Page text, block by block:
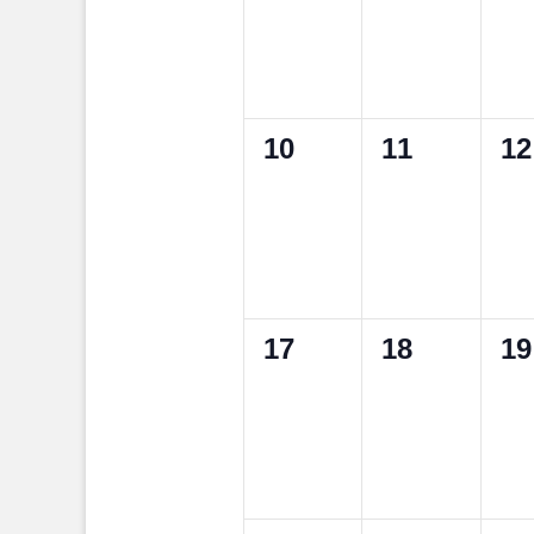
0
10
0
11
0
12
0
17
0
18
0
19